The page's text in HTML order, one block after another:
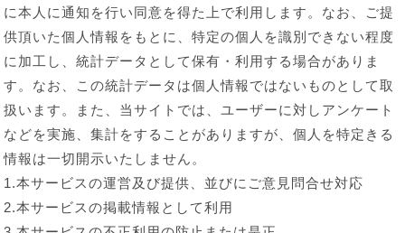
に本人に通知を行い同意を得た上で利用します。なお、ご提
供頂いた個人情報をもとに、特定の個人を識別できない程度
に加工し、統計データとして保有・利用する場合がありま
す。なお、この統計データは個人情報ではないものとして取
扱います。また、当サイトでは、ユーザーに対しアンケート
などを実施、集計をすることがありますが、個人を特定きる
情報は一切開示いたしません。
1.本サービスの運営及び提供、並びにご意見問合せ対応
2.本サービスの掲載情報として利用